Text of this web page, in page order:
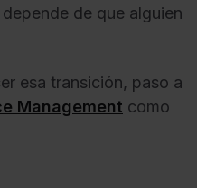
de que alguien
esa transición, paso a
Management como